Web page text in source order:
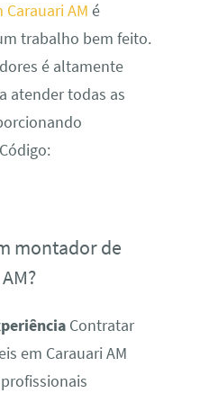
AM é
trabalho bem feito.
é altamente
atender todas as
montador de
Contratar
em Carauari AM